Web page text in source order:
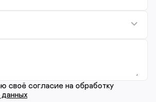
своё согласие на обработку